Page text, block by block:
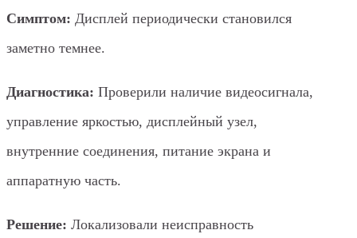
Симптом: Дисплей периодически становился
заметно темнее.
Диагностика: Проверили наличие видеосигнала,
управление яркостью, дисплейный узел,
внутренние соединения, питание экрана и
аппаратную часть.
Решение: Локализовали неисправность